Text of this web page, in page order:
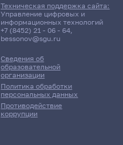
Сведения об
образовательной
организации
Политика обработки
персональных данных
Противодействие
коррупции
Техническая поддержка сайта:
Управление цифровых и
информационных технологий
+7 (8452) 21 - 06 - 64,
bessonov@sgu.ru